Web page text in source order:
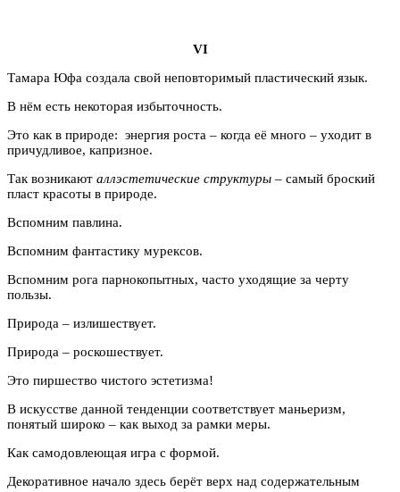
VI
Тамара Юфа создала свой неповторимый пластический язык.
В нём есть некоторая избыточность.
Это как в природе: энергия роста – когда её много – уходит в
причудливое, капризное.
Так возникают аллэстетические структуры – самый броский
пласт красоты в природе.
Вспомним павлина.
Вспомним фантастику мурексов.
Вспомним рога парнокопытных, часто уходящие за черту
пользы.
Природа – излишествует.
Природа – роскошествует.
Это пиршество чистого эстетизма!
В искусстве данной тенденции соответствует маньеризм,
понятый широко – как выход за рамки меры.
Как самодовлеющая игра с формой.
Декоративное начало здесь берёт верх над содержательным